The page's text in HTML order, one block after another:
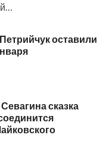
оставили
сказка